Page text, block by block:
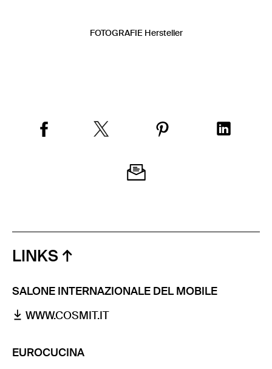
FOTOGRAFIE Hersteller
LINKS
SALONE INTERNAZIONALE DEL MOBILE
WWW.COSMIT.IT
EUROCUCINA